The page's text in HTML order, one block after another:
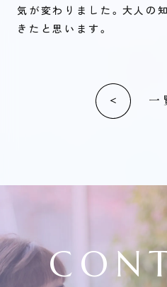
気が変わりました。大人の
きたと思います。
一